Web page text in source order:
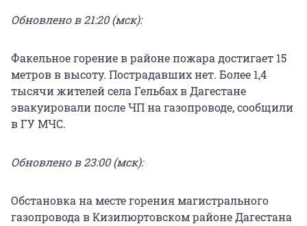
Обновлено в 21:20 (мск):
Факельное горение в районе пожара достигает 15
метров в высоту. Пострадавших нет. Более 1,4
тысячи жителей села Гельбах в Дагестане
эвакуировали после ЧП на газопроводе, сообщили
в ГУ МЧС.
Обновлено в 23:00 (мск):
Обстановка на месте горения магистрального
газопровода в Кизилюртовском районе Дагестана